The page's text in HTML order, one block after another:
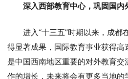
深入西部教育中心，巩固国内
进入“十三五”时期以来，成都
得显著成果，国际教育事业获得
是中国西南地区重要的对外教育
作的增长，未来将会有更多当地的